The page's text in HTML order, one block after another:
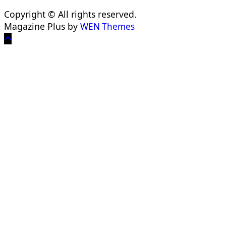
Copyright © All rights reserved.
Magazine Plus by WEN Themes